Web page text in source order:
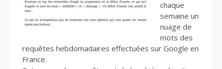
chaque
semaine un
nuage de
mots des
requêtes hebdomadaires effectuées sur Google en
France.